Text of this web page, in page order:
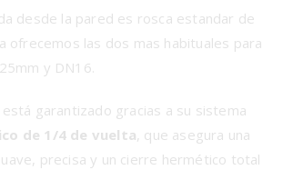
desde la pared es rosca estandar de
ofrecemos las dos mas habituales para
y DN16.
garantizado gracias a su sistema
de 1/4 de vuelta, que asegura una
precisa y un cierre hermético total